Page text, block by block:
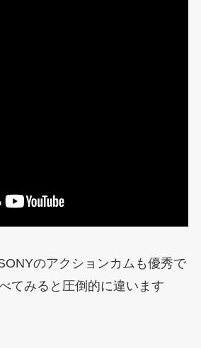
のアクションカムも優秀で
てみると圧倒的に違います